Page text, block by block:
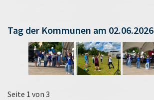
Tag der Kommunen am 02.06.2026
Seite 1 von 3